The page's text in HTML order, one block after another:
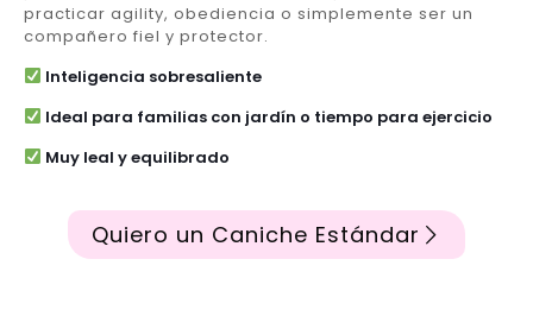
practicar agility, obediencia o simplemente ser un
compañero fiel y protector.
Inteligencia sobresaliente
Ideal para familias con jardín o tiempo para ejercicio
Muy leal y equilibrado
Quiero un Caniche Estándar